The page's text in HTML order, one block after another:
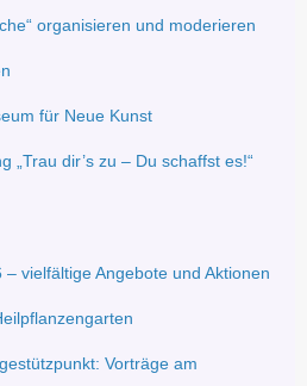
organisieren und moderieren
für Neue Kunst
„Trau dir’s zu – Du schaffst es!“
vielfältige Angebote und Aktionen
Vorträge am